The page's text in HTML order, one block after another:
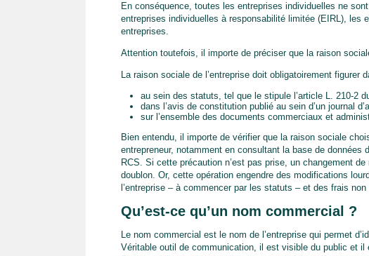
En conséquence, toutes les entreprises individuelles ne
entreprises individuelles à responsabilité limitée (EIRL), les
entreprises.
Attention toutefois, il importe de préciser que la raison
La raison sociale de l’entreprise doit obligatoirement figurer
au sein des statuts, tel que le stipule l’article L. 210-2
dans l’avis de constitution publié au sein d’un journal
sur l’ensemble des documents commerciaux et
Bien entendu, il importe de vérifier que la raison sociale
entrepreneur, notamment en consultant la base de
RCS. Si cette précaution n’est pas prise, un changement
doublon. Or, cette opération engendre des modifications
l’entreprise – à commencer par les statuts – et des frais non
Qu’est-ce qu’un nom commercial ?
Le nom commercial est le nom de l’entreprise qui permet
Véritable outil de communication, il est visible du public et